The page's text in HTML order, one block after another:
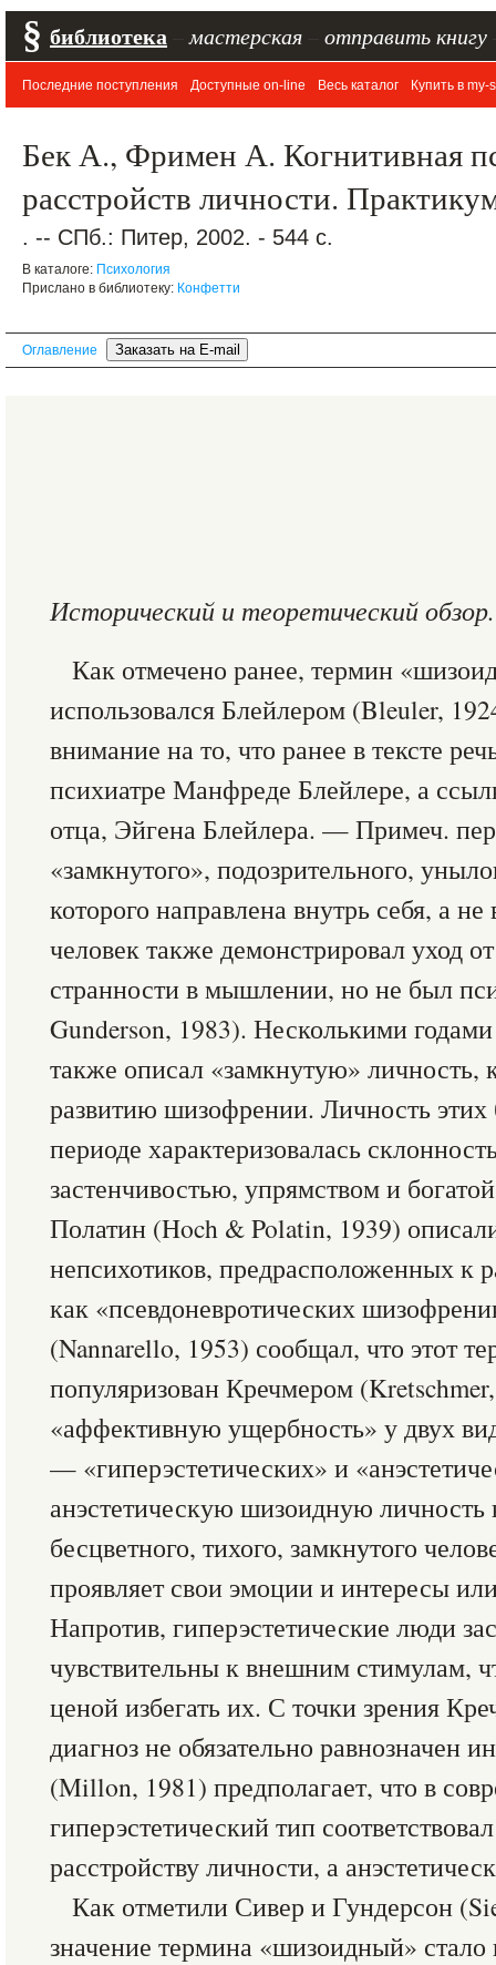
§ библиотека мастерская отправить книгу
Последние поступления Доступные on-line Весь каталог Купить в my-
Бек А., Фримен А. Когнитивная
расстройств личности.
. -- СПб.: Питер, 2002. - 544 с.
В каталоге: Психология
Прислано в библиотеку: Конфетти
Оглавление
Исторический и теоретический обзор.
Как отмечено ранее, термин
использовался Блейлером (Bleuler,
внимание на то, что ранее в тексте
психиатре Манфреде Блейлере, а
отца, Эйгена Блейлера. — Примеч.
«замкнутого», подозрительного,
которого направлена внутрь себя, а
человек также демонстрировал уход
странности в мышлении, но не был
Gunderson, 1983). Несколькими
также описал «замкнутую» личность,
развитию шизофрении. Личность
периоде характеризовалась
застенчивостью, упрямством и
Полатин (Hoch & Polatin, 1939)
непсихотиков, предрасположенных к
как «псевдоневротических
(Nannarello, 1953) сообщал, что этот
популяризован Кречмером
«аффективную ущербность» у двух
— «гиперэстетических» и
анэстетическую шизоидную личность
бесцветного, тихого, замкнутого
проявляет свои эмоции и интересы
Напротив, гиперэстетические люди
чувствительны к внешним стимулам,
ценой избегать их. С точки зрения
диагноз не обязательно равнозначен
(Millon, 1981) предполагает, что в
гиперэстетический тип
расстройству личности, а
Как отметили Сивер и Гундерсон
значение термина «шизоидный»